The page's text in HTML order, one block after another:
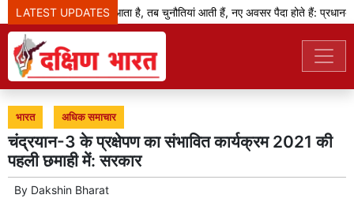
LATEST UPDATES
जब बदलाव का दौर आता है, तब चुनौतियां आती हैं, नए अवसर पैदा होते हैं:
भारत अधिक समाचार
चंद्रयान-3 के प्रक्षेपण का संभावित कार्यक्रम 2021 की
पहली छमाही में: सरकार
By Dakshin Bharat